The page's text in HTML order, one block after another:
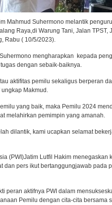
Mahmud Suhermono melantik
Raya,di Warung Tani, Jalan TPST,
Rabu ( 10/5/2023).
mengharapkan kepada
dengan sebaik-baiknya.
aktifitas pemilu sekaligus berperan
ungkap Makmud.
yang baik, maka Pemilu 2024
melahirkan pemimpin yang amanah.
dilantik, kami ucapkan selamat
(PWI)Jatim Lutfil Hakim menegaskan
dan pers ikut bertanggungjawab pada
peran aktifnya PWI dalam
Pemilu dengan cita-cita bersama